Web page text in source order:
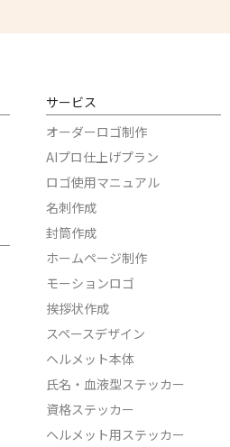
サービス
オーダーロゴ制作
AIプロ仕上げプラン
ロゴ使用マニュアル
名刺作成
封筒作成
ホームページ制作
モーションロゴ
挨拶状作成
スペースデザイン
ヘルメット本体
氏名・血液型ステッカー
資格ステッカー
ヘルメット用ステッカー